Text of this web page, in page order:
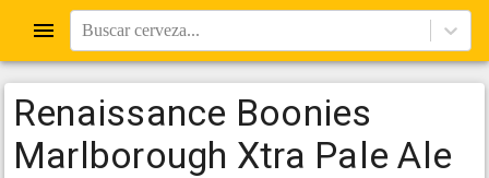
Buscar cerveza...
Renaissance Boonies
Marlborough Xtra Pale Ale